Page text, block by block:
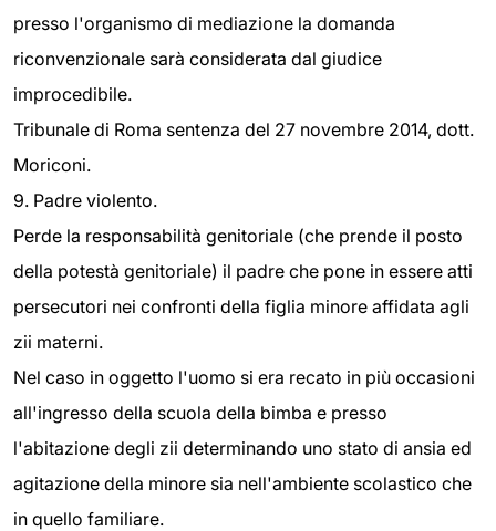
presso l'organismo di mediazione la domanda
riconvenzionale sarà considerata dal giudice
improcedibile.
Tribunale di Roma sentenza del 27 novembre 2014, dott.
Moriconi.
9. Padre violento.
Perde la responsabilità genitoriale (che prende il posto
della potestà genitoriale) il padre che pone in essere atti
persecutori nei confronti della figlia minore affidata agli
zii materni.
Nel caso in oggetto l'uomo si era recato in più occasioni
all'ingresso della scuola della bimba e presso
l'abitazione degli zii determinando uno stato di ansia ed
agitazione della minore sia nell'ambiente scolastico che
in quello familiare.